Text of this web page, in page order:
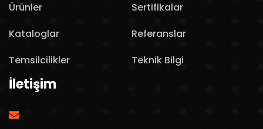
Ürünler
Sertifikalar
Kataloglar
Referanslar
Temsilcilikler
Teknik Bilgi
İletişim